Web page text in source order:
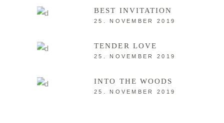
BEST INVITATION
25. NOVEMBER 2019
TENDER LOVE
25. NOVEMBER 2019
INTO THE WOODS
25. NOVEMBER 2019